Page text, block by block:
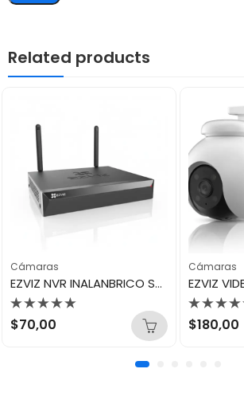
Related products
Cámaras
EZVIZ NVR INALANBRICO SALIDA HDMI/VGA CS-X5S-R100-8W
Valorado
con
$70,00
Cámaras
con
$180,00